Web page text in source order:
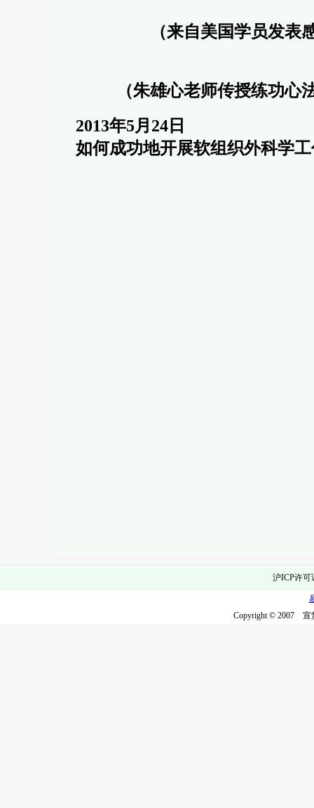
（来自美国学员发表
（朱雄心老师传授练功心
2013年5月24日
如何成功地开展软组织外科学
沪ICP许可
Copyright © 2007 宣